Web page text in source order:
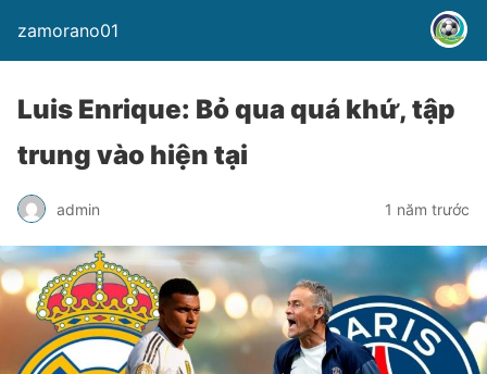
zamorano01
Luis Enrique: Bỏ qua quá khứ, tập
trung vào hiện tại
admin 1 năm trước